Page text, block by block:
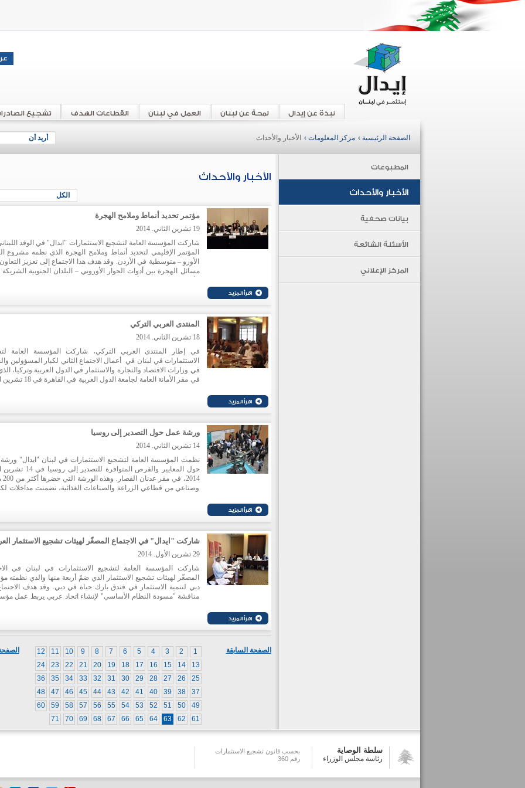
تشجيع القطاعات الهدف العمل في لبنان لمحة عن لبنان نبذة عن إيدال
أريد أن الصفحة الرئيسية › مركز المعلومات › الأخبار والأحداث
المطبوعات
الأخبار والأحداث
بيانات صحفية
الأسئلة الشائعة
المركز الإعلاني
الأخبار والأحداث
الكل
مؤتمر تحديد أنماط وملامح الهجرة
19 تشرين الثاني. 2014
شاركت المؤسسة العامة لتشجيع الاستثمارات "ايدال" في الوفد
المؤتمر الإقليمي لتحديد أنماط وملامح الهجرة الذي نظمه مشروع
الأورو – متوسطية في الأردن. وقد هدف هذا الاجتماع إلى تعزيز
مسائل الهجرة بين أدوات الجوار الأوروبي – البلدان الجنوبية
المرحلة الأولى لهذا المشروع، فيما شكل اجتماعا روتردام وبرلين
في حزيران وتشرين الأول المرحلة الثانية. وقد حقق اجتماع الأردن
لإطار عمل مشروع الهجرة الأورو – متوسطية.
المنتدى العربي التركي
18 تشرين الثاني. 2014
في إطار المنتدى العربي التركي، شاركت المؤسسة العامة
الاستثمارات في لبنان في أعمال الاجتماع الثاني لكبار المسؤولين
في وزارات الاقتصاد والتجارة والاستثمار في الدول العربية وتركيا،
في مقر الأمانة العامة لجامعة الدول
ورشة عمل حول التصدير إلى روسيا
14 تشرين الثاني. 2014
نظمت المؤسسة العامة لتشجيع الاستثمارات في لبنان "ايدال"
حول المعايير والفرص المتوافرة
2014،
وصناعي من قطاعي الزراعة والصناعات الغذائية، تضمنت مداخلات
عن بعض شركات الشحن لشرح تفاصيل الشحن والخطوط التي
البواخر.
شاركت "ايدال" في الاجتماع المصغّر لهيئات تشجيع الاستثمار
29 تشرين الأول. 2014
شاركت المؤسسة العامة لتشجيع الاستثمارات في لبنان في
المصغّر لهيئات تشجيع الاستثمار الذي ضمّ أربعة منها والذي نظمته
دبي لتنمية الاستثمار في فندق بارك حياة في دبي. وقد هدف
مناقشة "مسودة النظام الأساسي" لإنشاء اتحاد عربي يربط عمل
1
2
3
4
5
6
7
8
9
10
11
12
13
14
15
16
17
18
19
20
21
22
23
24
25
26
27
28
29
30
31
32
33
34
35
36
37
38
39
40
41
42
43
44
45
46
47
48
49
50
51
52
53
54
55
56
57
58
59
60
61
62
63
64
65
66
67
68
69
70
71
الصفحة السابقة
سلطة الوصاية
رئاسة مجلس الوزراء
بحسب قانون تشجيع الاستثمارات
رقم 360